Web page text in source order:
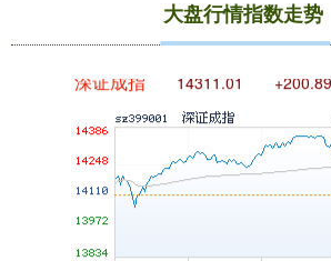
大盘行情指数走势